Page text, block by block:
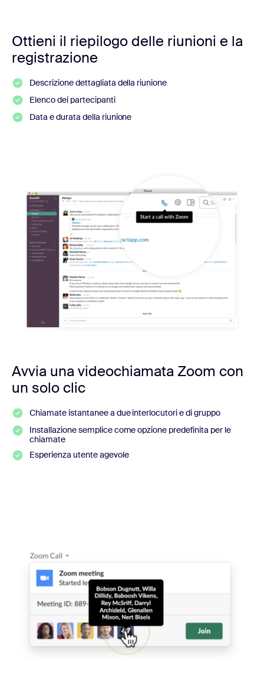
Ottieni il riepilogo delle riunioni e la
registrazione
Descrizione dettagliata della riunione
Elenco dei partecipanti
Data e durata della riunione
Avvia una videochiamata Zoom con
un solo clic
Chiamate istantanee a due interlocutori e di gruppo
Installazione semplice come opzione predefinita per le
chiamate
Esperienza utente agevole